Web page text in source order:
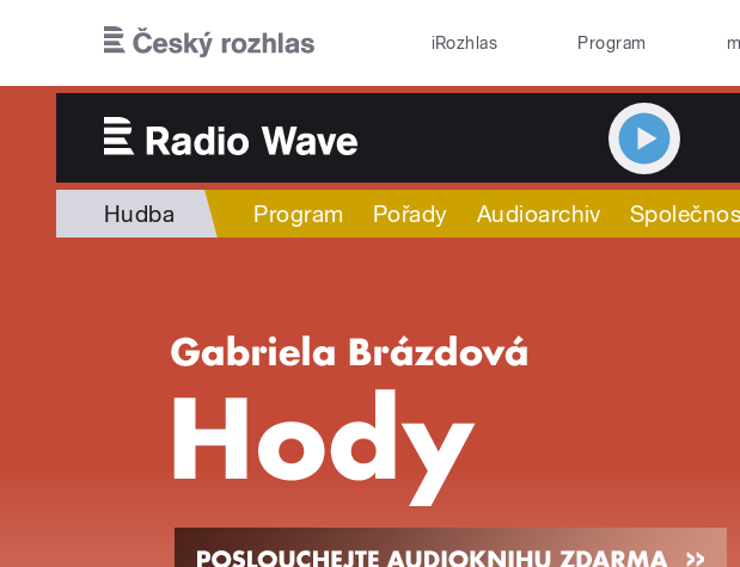
iRozhlas Program
Hudba Program Pořady Audioarchiv